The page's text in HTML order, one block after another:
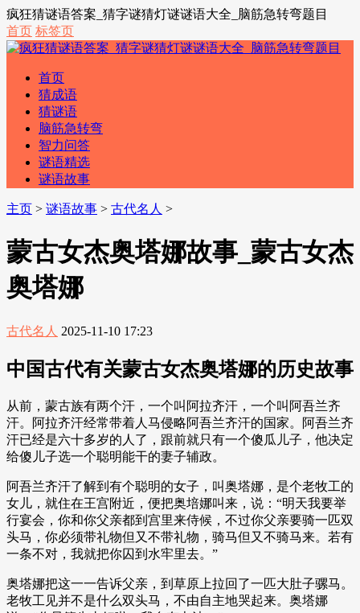
疯狂猜谜语答案_猜字谜猜灯谜谜语大全_脑筋急转弯题目
首页 标签页
首页
猜成语
猜谜语
脑筋急转弯
智力问答
谜语精选
谜语故事
主页 > 谜语故事 > 古代名人 >
蒙古女杰奥塔娜故事_蒙古女杰
奥塔娜
古代名人 2025-11-10 17:23
中国古代有关蒙古女杰奥塔娜的历史故事
从前，蒙古族有两个汗，一个叫阿拉齐汗，一个叫阿吾兰齐
汗。阿拉齐汗经常带着人马侵略阿吾兰齐汗的国家。阿吾兰齐
汗已经是六十多岁的人了，跟前就只有一个傻瓜儿子，他决定
给傻儿子选一个聪明能干的妻子辅政。
阿吾兰齐汗了解到有个聪明的女子，叫奥塔娜，是个老牧工的
女儿，就住在王宫附近，便把奥培娜叫来，说：“明天我要举
行宴会，你和你父亲都到宫里来侍候，不过你父亲要骑一匹双
头马，你必须带礼物但又不带礼物，骑马但又不骑马来。若有
一条不对，我就把你囚到水牢里去。”
奥塔娜把这一一告诉父亲，到草原上拉回了一匹大肚子骡马。
老牧工见并不是什么双头马，不由自主地哭起来。奥塔娜